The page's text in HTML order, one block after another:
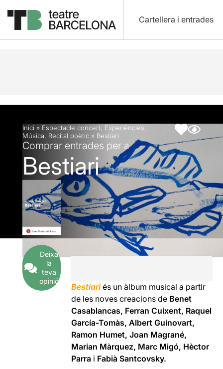
Cartellera i entrades
Descripció Fitxa artística
Inici » Espectacle concert Experiències
Música, Recital poètic » Bestiari
Comprar entrades per a
Bestiari
Deixa
la
teva
opinió
Bestiari és un àlbum musical a partir
de les noves creacions de Benet
Casablancas, Ferran Cuixent, Raquel
García-Tomàs, Albert Guinovart,
Ramon Humet, Joan Magrané,
Marian Màrquez, Marc Migó, Hèctor
Parra i Fabià Santcovsky.